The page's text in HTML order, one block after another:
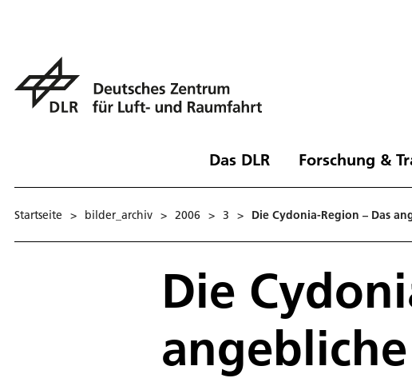
Das DLR Forschung &
Startseite > bilder_archiv > 2006 > 3 > Die Cydonia-Region – Das
Die